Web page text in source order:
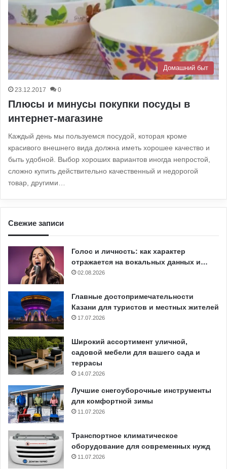
Домашний быт
23.12.2017 0
Плюсы и минусы покупки посуды в
интернет-магазине
Каждый день мы пользуемся посудой, которая кроме
красивого внешнего вида должна иметь хорошее качество и
быть удобной. Выбор хороших вариантов иногда непростой,
сложно купить действительно качественный и недорогой
товар, другими…
Свежие записи
Голос и личность: как характер
отражается на вокальных данных и…
02.08.2026
Главные достопримечательности
Казани для туристов и местных жителей
17.07.2026
Широкий ассортимент уличной,
садовой мебели для вашего сада и
террасы
14.07.2026
Лучшие снегоуборочные инструменты
для комфортной зимы
11.07.2026
Транспортное климатическое
оборудование для современных нужд
11.07.2026